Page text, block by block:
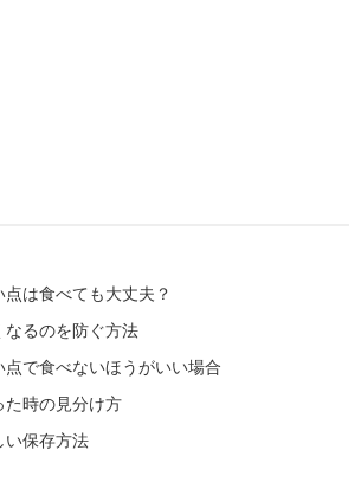
は食べても大丈夫？
なるのを防ぐ方法
点で食べないほうがいい場合
た時の見分け方
い保存方法